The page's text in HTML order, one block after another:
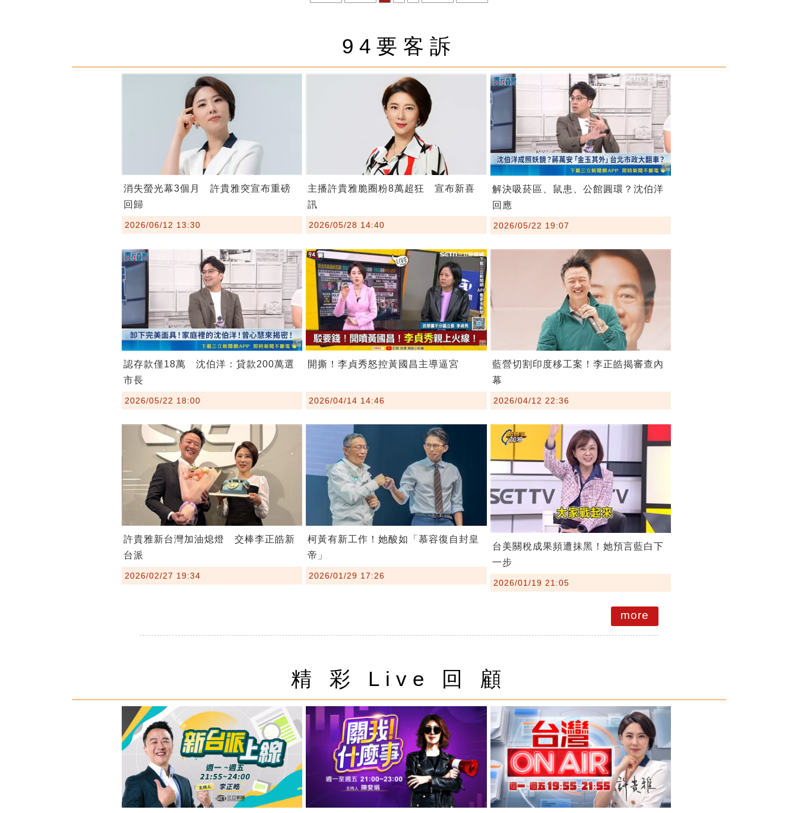
94要客訴
消失螢光幕3個月 許貴雅突宣布重磅
回歸
2026/06/12 13:30
主播許貴雅脆圈粉8萬超狂 宣布新喜
訊
2026/05/28 14:40
解決吸菸區、鼠患、公館圓環？沈伯洋
回應
2026/05/22 19:07
認存款僅18萬 沈伯洋：貸款200萬選
市長
2026/05/22 18:00
開撕！李貞秀怒控黃國昌主導逼宮
2026/04/14 14:46
藍營切割印度移工案！李正皓揭審查內
幕
2026/04/12 22:36
許貴雅新台灣加油熄燈 交棒李正皓新
台派
2026/02/27 19:34
柯黃有新工作！她酸如「慕容復自封皇
帝」
2026/01/29 17:26
台美關稅成果頻遭抹黑！她預言藍白下
一步
2026/01/19 21:05
more
精 彩 Live 回 顧